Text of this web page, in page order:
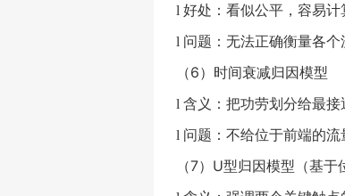
l 好处：看似公平，容易计
l 问题：无法正确衡量各
（6）时间衰减归因模型
l 含义：把功劳划分给最接
l 问题：不给位于前端的
（7） U型归因模型（基于